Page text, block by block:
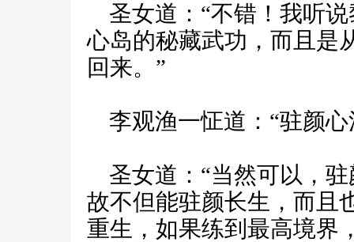
圣女道：“不错！我听
心岛的秘藏武功，而且是
回来。”
李观渔一怔道：“驻颜心
圣女道：“当然可以，
故不但能驻颜长生，而且
重生，如果练到最高境界